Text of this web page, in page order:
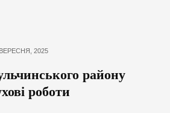
2025
району
роботи